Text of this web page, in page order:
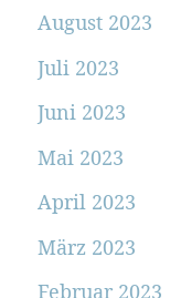
August 2023
Juli 2023
Juni 2023
Mai 2023
April 2023
März 2023
Februar 2023